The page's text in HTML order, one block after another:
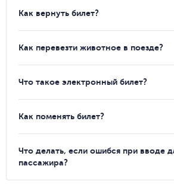
Как вернуть билет?
Как перевезти животное в поезде?
Что такое электронный билет?
Как поменять билет?
Что делать, если ошибся при вводе
пассажира?